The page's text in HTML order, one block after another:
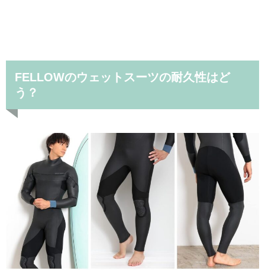
FELLOWのウェットスーツの耐久性はど
う？